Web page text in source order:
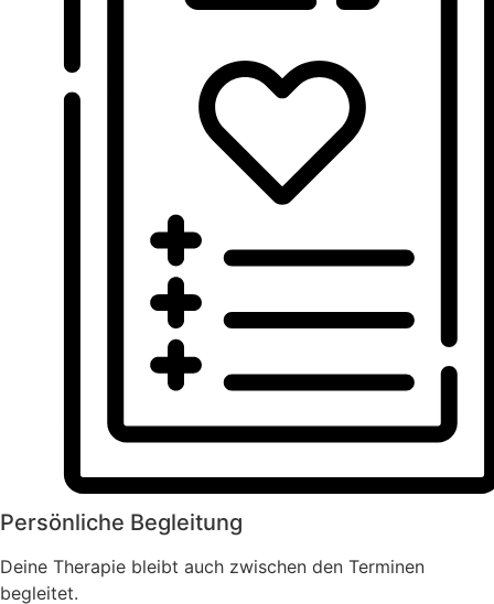
Persönliche Begleitung
Deine Therapie bleibt auch zwischen den Terminen
begleitet.